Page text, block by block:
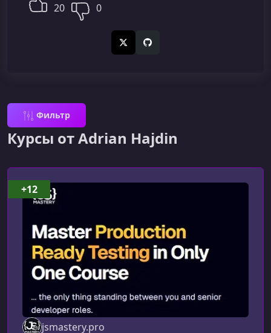
20 0
X (Twitter)GitHub
Фильтр
Курсы от Adrian Hajdin
jsmastery.pro
+12